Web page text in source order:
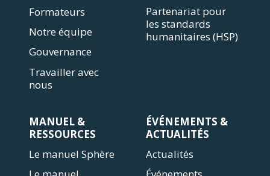
Formateurs
Notre équipe
Gouvernance
Travailler avec
nous
Partenariat pour
les standards
humanitaires (HSP)
MANUEL &
RESSOURCES
Le manuel Sphère
ÉVÉNEMENTS &
ACTUALITÉS
Actualités